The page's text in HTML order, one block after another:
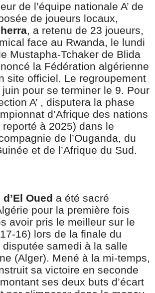
de l’équipe nationale A’ de
de joueurs locaux,
, a retenu de 23 joueurs,
face au Rwanda, le lundi
Mustapha-Tchaker de Blida
la Fédération algérienne
site officiel. Le regroupement
pour se terminer le 9. Pour
A’ , disputera la phase
d’Afrique des nations
reporté à 2025) dans le
de l’Ouganda, du
et de l’Afrique du Sud.
Oued a été sacré
pour la première fois
avoir pris le meilleur sur le
16) lors de la finale du
samedi à la salle
(Alger). Mené à la mi-temps,
sa victoire en seconde
ses deux buts d’écart